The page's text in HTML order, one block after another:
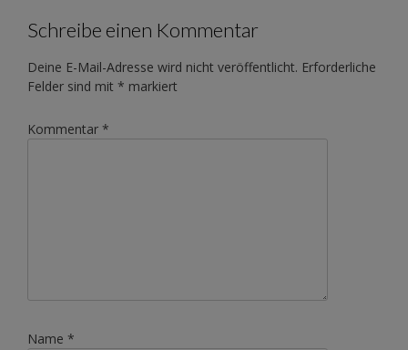
Schreibe einen Kommentar
Deine E-Mail-Adresse wird nicht veröffentlicht. Erforderliche
Felder sind mit * markiert
Kommentar *
Name *